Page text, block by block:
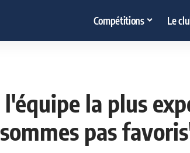
Compétitions Le
la plus
pas